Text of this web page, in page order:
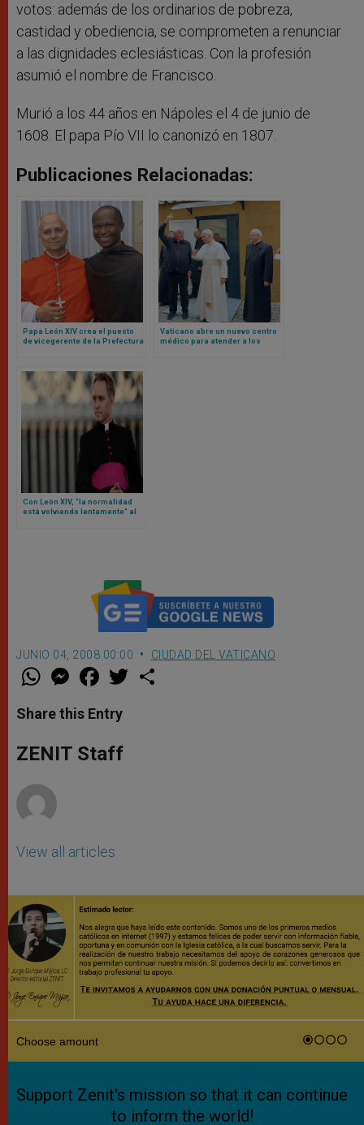
votos: además de los ordinarios de pobreza,
castidad y obediencia, se comprometen a renunciar
a las dignidades eclesiásticas. Con la profesión
asumió el nombre de Francisco.
Murió a los 44 años en Nápoles el 4 de junio de
1608. El papa Pío VII lo canonizó en 1807.
Publicaciones Relacionadas:
Papa León XIV crea el puesto
de vicegerente de la Prefectura
Vaticano abre un nuevo centro
médico para atender a los
Con León XIV, “la normalidad
está volviendo lentamente” al
JUNIO 04, 2008 00:00 CIUDAD DEL VATICANO
W
t
s
p
p
M
e
s
e
g
e
F
a
e
b
o
k
w
Share this Entry
ZENIT Staff
View all articles